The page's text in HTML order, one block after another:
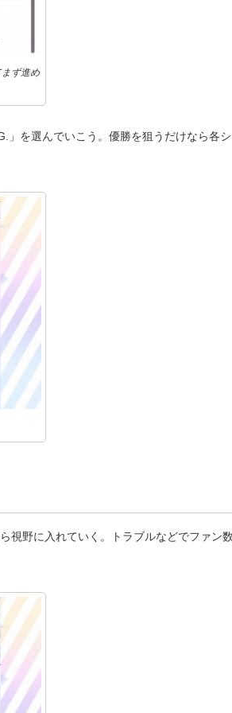
ず進め
」を選んでいこう。優勝を狙うだけなら各
視野に入れていく。トラブルなどでファン